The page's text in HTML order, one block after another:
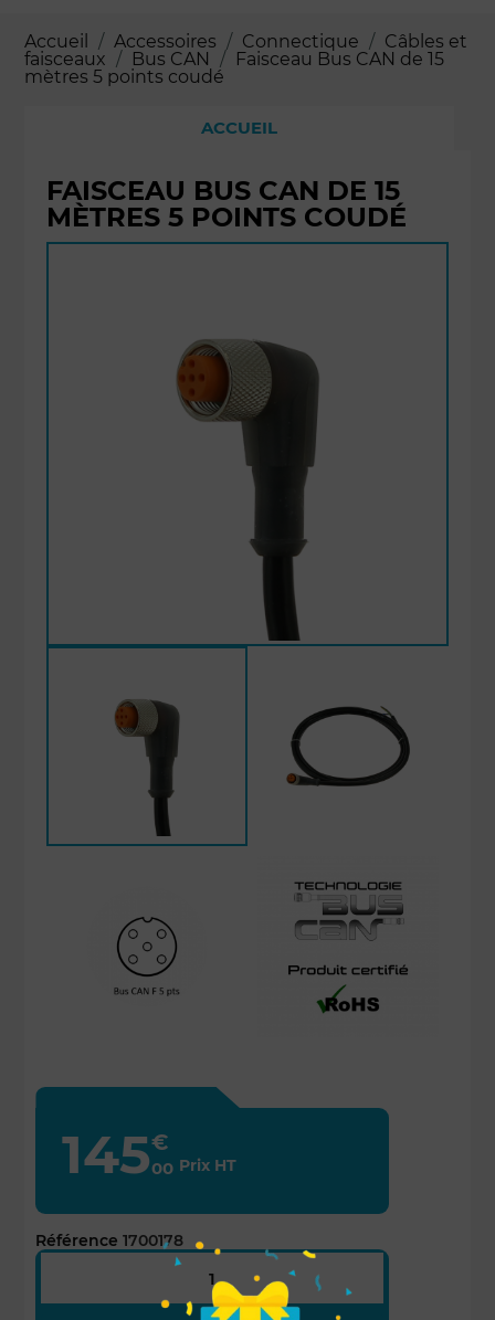
Accueil Accessoires Connectique
Câbles et
faisceaux
Bus CAN
Faisceau Bus CAN de 15
mètres 5 points coudé
ACCUEIL
FAISCEAU BUS CAN DE 15
MÈTRES 5 POINTS COUDÉ
145€
00 Prix HT
Référence 1700178